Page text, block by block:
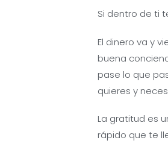
Si dentro de ti
El dinero va y
buena
pase lo que
quieres y
La gratitud es
rápido que te